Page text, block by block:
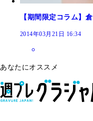
【期間限定コラム】
2014年03月21日 16:34
あなたにオススメ